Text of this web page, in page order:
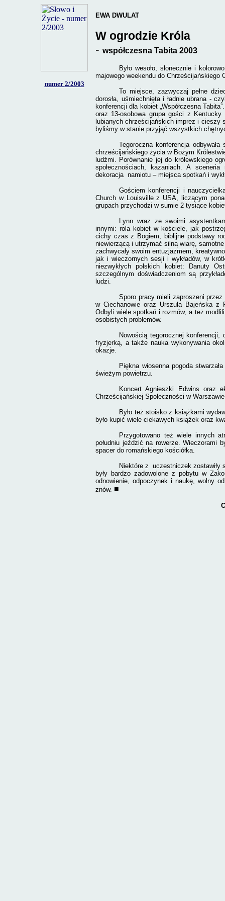
numer 2/2003
EWA DWULAT
W ogrodzie Króla
- współczesna Tabita 2003
Było wesoło, słonecznie i
majowego weekendu do Chrześcijańskiego
To miejsce, zazwyczaj pełne
dorosła, uśmiechnięta i ładnie ubrana -
konferencji dla kobiet „Współczesna
oraz 13-osobowa grupa gości z
lubianych chrześcijańskich imprez i cieszy
byliśmy w stanie przyjąć wszystkich
Tegoroczna konferencja
chrześcijańskiego życia w Bożym
ludźmi. Porównanie jej do królewskiego
społecznościach, kazaniach. A
dekoracja namiotu – miejsca spotkań i
Gościem konferencji i
Church w Louisville z USA, liczącym
grupach przychodzi w sumie 2 tysiące
Lynn wraz ze swoimi
innymi: rola kobiet w kościele, jak
cichy czas z Bogiem, biblijne podstawy
niewierzącą i utrzymać silną wiarę,
zachwycały swoim entuzjazmem,
jak i wieczornych sesji i wykładów, w
niezwykłych polskich kobiet: Danuty
szczególnym doświadczeniom są
ludzi.
Sporo pracy mieli zaproszeni
w Ciechanowie oraz Urszula Bajeńska z
Odbyli wiele spotkań i rozmów, a też
osobistych problemów.
Nowością tegorocznej
fryzjerką, a także nauka wykonywania
okazje.
Piękna wiosenna pogoda
świeżym powietrzu.
Koncert Agnieszki Edwins oraz
Chrześcijańskiej Społeczności w
Było też stoisko z książkami
było kupić wiele ciekawych książek oraz
Przygotowano też wiele innych
południu jeździć na rowerze. Wieczorami
spacer do romańskiego kościółka.
Niektóre z
uczestniczek zostawiły
były bardzo zadowolone z pobytu w
odnowienie, odpoczynek i naukę, wolny
znów. ■